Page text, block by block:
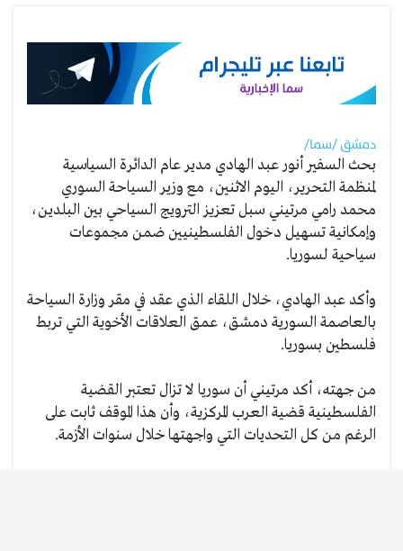
دمشق /سما/
بحث السفير أنور عبد الهادي مدير عام الدائرة السياسية
لمنظمة التحرير، اليوم الاثنين، مع وزير السياحة السوري
محمد رامي مرتيني سبل تعزيز الترويج السياحي بين البلدين،
وإمكانية تسهيل دخول الفلسطينيين ضمن مجموعات
سياحية لسوريا.
وأكد عبد الهادي، خلال اللقاء الذي عقد في مقر وزارة السياحة
بالعاصمة السورية دمشق، عمق العلاقات الأخوية التي تربط
فلسطين بسوريا.
من جهته، أكد مرتيني أن سوريا لا تزال تعتبر القضية
الفلسطينية قضية العرب المركزية، وأن هذا الموقف ثابت على
الرغم من كل التحديات التي واجهتها خلال سنوات الأزمة.